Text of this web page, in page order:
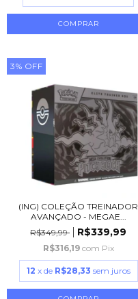
3% OFF
(ING) COLEÇÃO TREINADOR
AVANÇADO - MEGAE...
R$349,99
R$339,99
R$316,19 com Pix
12 x de R$28,33 sem juros